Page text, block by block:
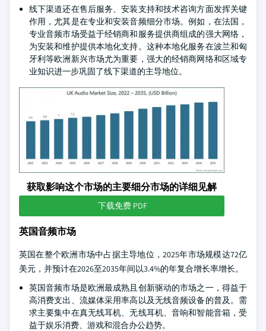
线下渠道还在售后服务、安装支持和技术咨询方面发挥关键
作用，尤其是在专业和安装音频细分市场。例如，在法国，
专业音频市场受益于经销商和服务提供商组成的强大网络，
为安装和维护提供本地化支持。这种本地化服务在波兰和匈
牙利等欧洲新兴市场尤为重要，强大的经销商网络和区域专
业知识进一步巩固了线下渠道的主导地位。
获取影响这个市场的主要细分市场的详细见解
下载免费 PDF
英国音频市场
英国在整个欧洲市场中占据主导地位，2025年市场规模达72亿
美元，并预计在2026至2035年间以3.4%的年复合增长率增长。
英国音频市场是欧洲最成熟且创新驱动的市场之一，得益于
高消费支出、流媒体采用率高以及无线音频设备的普及。需
求主要集中在真无线耳机、无线耳机、音响和智能音箱，受
益于娱乐消费、游戏和混合办公趋势。